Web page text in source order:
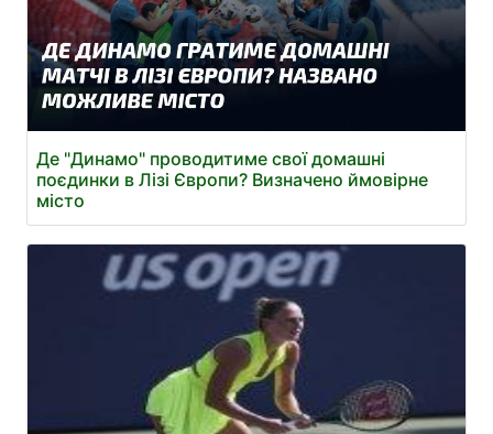
Де "Динамо" проводитиме свої домашні
поєдинки в Лізі Європи? Визначено ймовірне
місто